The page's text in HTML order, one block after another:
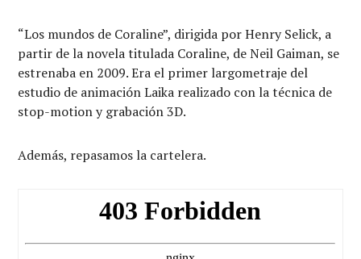
“Los mundos de Coraline”, dirigida por Henry Selick, a
partir de la novela titulada Coraline, de Neil Gaiman, se
estrenaba en 2009. Era el primer largometraje del
estudio de animación Laika realizado con la técnica de
stop-motion y grabación 3D.
Además, repasamos la cartelera.